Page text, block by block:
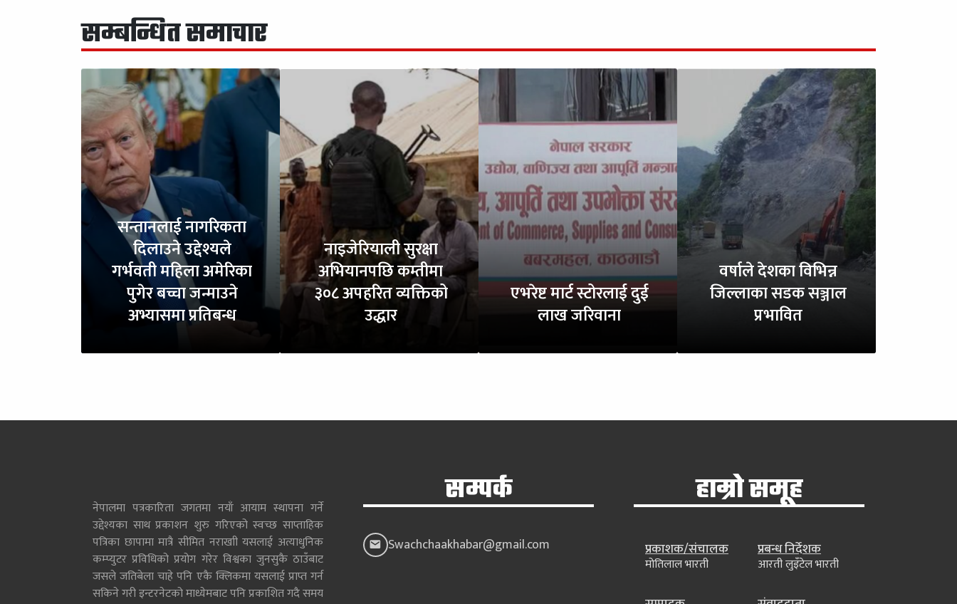
सम्बन्धित समाचार
सन्तानलाई नागरिकता
दिलाउने उद्देश्यले
गर्भवती महिला अमेरिका
पुगेर बच्चा जन्माउने
अभ्यासमा प्रतिबन्ध
नाइजेरियाली सुरक्षा
अभियानपछि कम्तीमा
३०८ अपहरित व्यक्तिको
उद्धार
एभरेष्ट मार्ट स्टोरलाई दुई
लाख जरिवाना
वर्षाले देशका विभिन्न
जिल्लाका सडक सञ्जाल
प्रभावित
नेपालमा पत्रकारिता जगतमा नयाँ आयाम स्थापना गर्ने
उद्देश्यका साथ प्रकाशन शुरु गरिएको स्वच्छ साप्ताहिक
पत्रिका छापामा मात्रै सीमित नराखाी यसलाई अत्याधुनिक
कम्प्युटर प्रविधिको प्रयोग गरेर विश्वका जुनसुकै ठाउँबाट
जसले जतिबेला चाहे पनि एकै क्लिकमा यसलाई प्राप्त गर्न
सकिने गरी इन्टरनेटको माध्येमबाट पनि प्रकाशित गदै समय
सम्पर्क
Swachchaakhabar@gmail.com
हाम्रो समूह
प्रकाशक/संचालक
मोतिलाल भारती
प्रबन्ध निर्देशक
आरती लुइँटेल भारती